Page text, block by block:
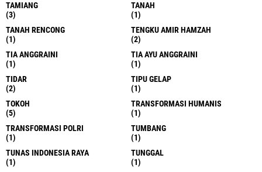
TAMIANG
(3)
TANAH
(1)
TANAH RENCONG
(1)
TENGKU AMIR HAMZAH
(2)
TIA ANGGRAINI
(1)
TIA AYU ANGGRAINI
(1)
TIDAR
(2)
TIPU GELAP
(1)
TOKOH
(5)
TRANSFORMASI HUMANIS
(1)
TRANSFORMASI POLRI
(1)
TUMBANG
(1)
TUNAS INDONESIA RAYA
(1)
TUNGGAL
(1)